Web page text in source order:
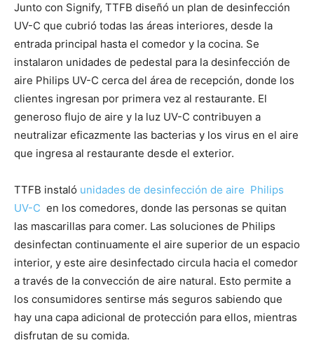
Junto con Signify, TTFB diseñó un plan de desinfección
UV-C que cubrió todas las áreas interiores, desde la
entrada principal hasta el comedor y la cocina. Se
instalaron unidades de pedestal para la desinfección de
aire Philips UV-C cerca del área de recepción, donde los
clientes ingresan por primera vez al restaurante. El
generoso flujo de aire y la luz UV-C contribuyen a
neutralizar eficazmente las bacterias y los virus en el aire
que ingresa al restaurante desde el exterior.
TTFB instaló unidades de desinfección de aire Philips
UV-C en los comedores, donde las personas se quitan
las mascarillas para comer. Las soluciones de Philips
desinfectan continuamente el aire superior de un espacio
interior, y este aire desinfectado circula hacia el comedor
a través de la convección de aire natural. Esto permite a
los consumidores sentirse más seguros sabiendo que
hay una capa adicional de protección para ellos, mientras
disfrutan de su comida.